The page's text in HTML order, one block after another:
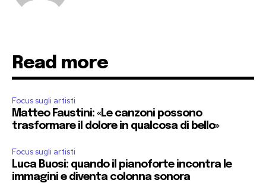
Read more
Focus sugli artisti
Matteo Faustini: «Le canzoni possono
trasformare il dolore in qualcosa di bello»
Focus sugli artisti
Luca Buosi: quando il pianoforte incontra le
immagini e diventa colonna sonora